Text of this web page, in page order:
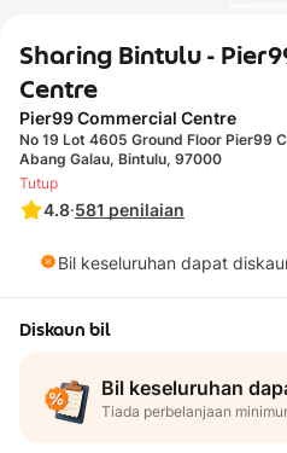
Sharing Bintulu -
Centre
Pier99 Commercial Centre
No 19 Lot 4605 Ground Floor Pier99
Abang Galau, Bintulu, 97000
4.8·581 penilaian
Tutup
Bil keseluruhan dapat
Diskaun bil
Bil keseluruhan
Tiada perbelanjaan